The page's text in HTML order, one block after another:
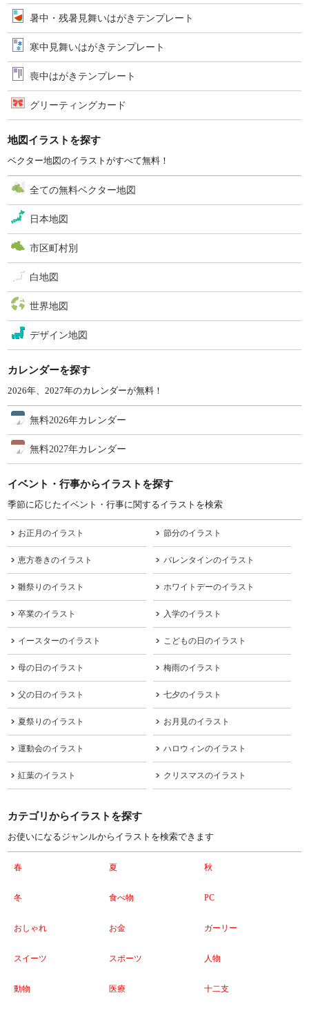
暑中・残暑見舞いはがきテンプレート
寒中見舞いはがきテンプレート
喪中はがきテンプレート
グリーティングカード
地図イラストを探す
ベクター地図のイラストがすべて無料！
全ての無料ベクター地図
日本地図
市区町村別
白地図
世界地図
デザイン地図
カレンダーを探す
2026年、2027年のカレンダーが無料！
無料2026年カレンダー
無料2027年カレンダー
イベント・行事からイラストを探す
季節に応じたイベント・行事に関するイラストを検索
お正月のイラスト 節分のイラスト
恵方巻きのイラスト バレンタインのイラスト
雛祭りのイラスト ホワイトデーのイラスト
卒業のイラスト 入学のイラスト
イースターのイラスト こどもの日のイラスト
母の日のイラスト 梅雨のイラスト
父の日のイラスト 七夕のイラスト
夏祭りのイラスト お月見のイラスト
運動会のイラスト ハロウィンのイラスト
紅葉のイラスト クリスマスのイラスト
カテゴリからイラストを探す
お使いになるジャンルからイラストを検索できます
春 夏 秋
冬 食べ物 PC
おしゃれ お金 ガーリー
スイーツ スポーツ 人物
動物 医療 十二支